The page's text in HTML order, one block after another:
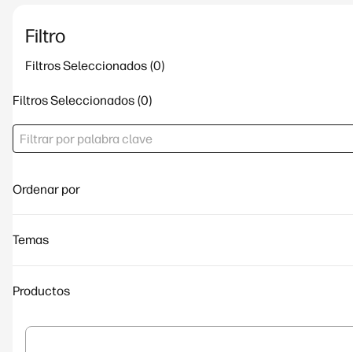
Filtro
Filtros Seleccionados
Filtros Seleccionados
Ordenar por
Temas
Productos